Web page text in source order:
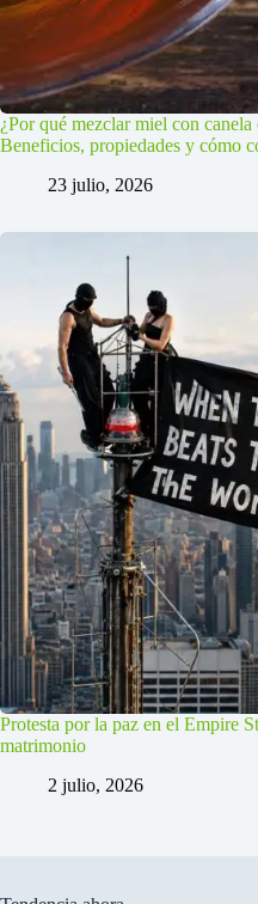
¿Por qué mezclar miel con canela
Beneficios, propiedades y cómo
23 julio, 2026
Protesta por la paz en el Empire
matrimonio
2 julio, 2026